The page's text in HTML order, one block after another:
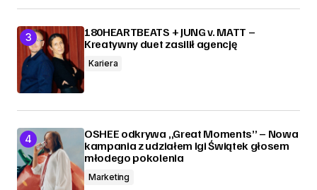
180HEARTBEATS + JUNG v. MATT –
Kreatywny duet zasilił agencję
Kariera
OSHEE odkrywa „Great Moments” – Nowa
kampania z udziałem Igi Świątek głosem
młodego pokolenia
Marketing